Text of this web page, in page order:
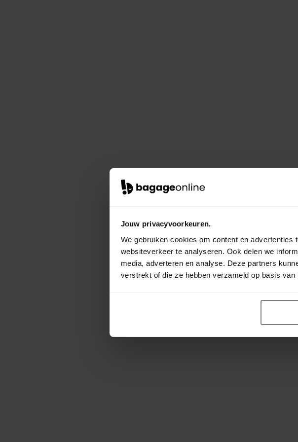
Jouw privacyvoorkeuren.
We gebruiken cookies om content en
websiteverkeer te analyseren. Ook delen we
media, adverteren en analyse. Deze partners
verstrekt of die ze hebben verzameld op basis